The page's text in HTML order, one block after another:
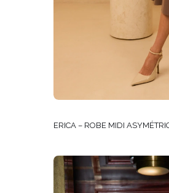
ERICA – ROBE MIDI